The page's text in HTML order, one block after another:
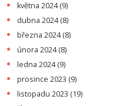
května 2024(9)
dubna 2024(8)
března 2024(8)
února 2024(8)
ledna 2024(9)
prosince 2023 (9)
listopadu 2023 (19)